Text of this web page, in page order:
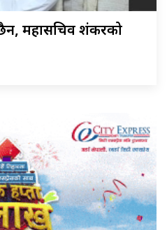
महासचिव शंकरको